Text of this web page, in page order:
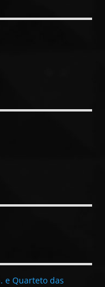
e Quarteto das